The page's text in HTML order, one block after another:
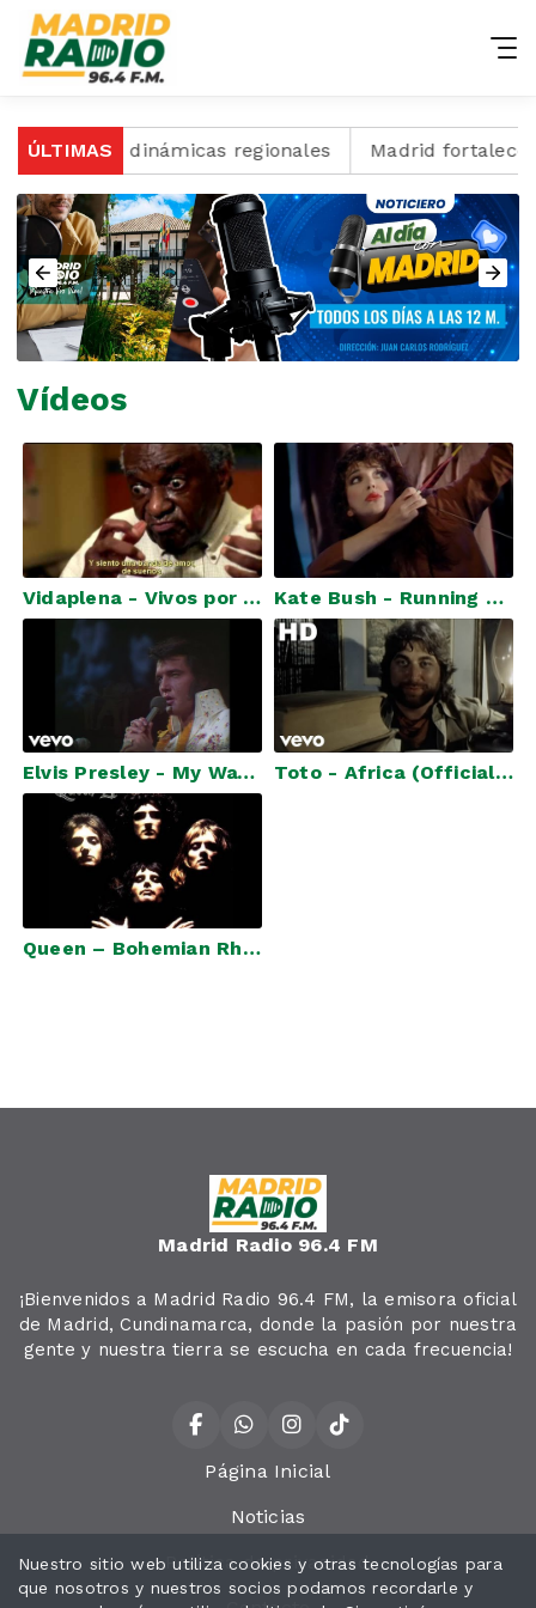
ÚLTIMAS
sobre dinámicas regionales Madrid fortalece
Vídeos
Vidaplena - Vivos por Dentro (Alive Inside) Subs. en español Kate Bush - Running Up That Hill - Live on Wogan 1985
Elvis Presley - My Way (Aloha From Hawaii, Live in Honolulu, 1973) Toto - Africa (Official HD Video)
Queen – Bohemian Rhapsody (Official Video Remastered)
Madrid Radio 96.4 FM
¡Bienvenidos a Madrid Radio 96.4 FM, la emisora oficial
de Madrid, Cundinamarca, donde la pasión por nuestra
gente y nuestra tierra se escucha en cada frecuencia!
Página Inicial
Noticias
Política de privacidad
Nuestro sitio web utiliza cookies y otras tecnologías para
que nosotros y nuestros socios podamos recordarle y